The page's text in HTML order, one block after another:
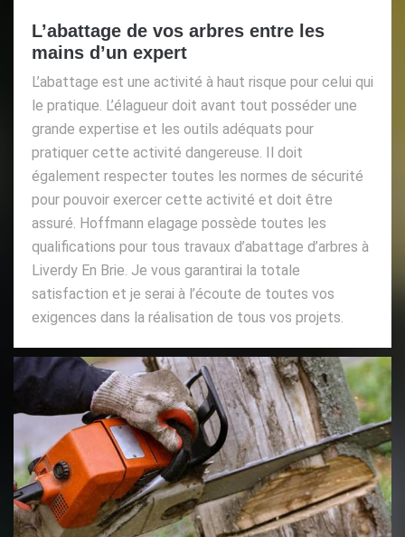
L’abattage de vos arbres entre les
mains d’un expert
L’abattage est une activité à haut risque pour celui qui
le pratique. L’élagueur doit avant tout posséder une
grande expertise et les outils adéquats pour
pratiquer cette activité dangereuse. Il doit
également respecter toutes les normes de sécurité
pour pouvoir exercer cette activité et doit être
assuré. Hoffmann elagage possède toutes les
qualifications pour tous travaux d’abattage d’arbres à
Liverdy En Brie. Je vous garantirai la totale
satisfaction et je serai à l’écoute de toutes vos
exigences dans la réalisation de tous vos projets.